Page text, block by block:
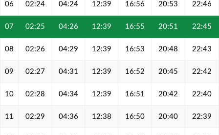
06 02:24 04:24 12:39 16:56 20:53 22:46
07 02:25 04:26 12:39 16:55 20:51 22:45
08 02:26 04:29 12:39 16:53 20:48 22:43
09 02:27 04:31 12:39 16:52 20:45 22:42
10 02:28 04:34 12:39 16:51 20:42 22:40
11 02:29 04:36 12:38 16:50 20:40 22:39